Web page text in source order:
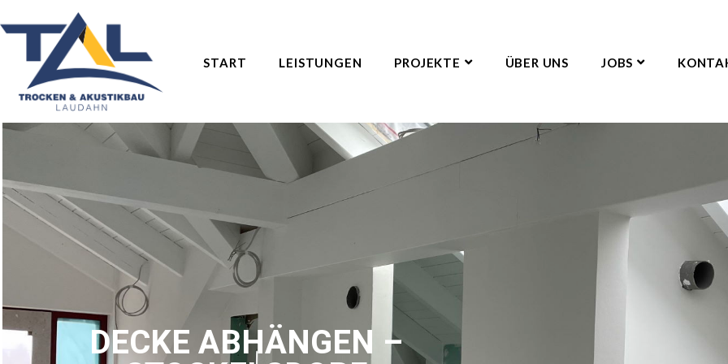
START LEISTUNGEN PROJEKTE ÜBER UNS JOBS
DECKE ABHÄNGEN –